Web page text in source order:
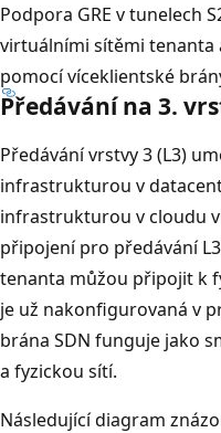
Podpora GRE v tunelech
virtuálními sítěmi
pomocí víceklientské
Předávání na 3.
Předávání vrstvy 3 (L3)
infrastrukturou v
infrastrukturou v cloudu
připojení pro předávání
tenanta můžou připojit k
je už nakonfigurovaná v
brána SDN funguje jako
a fyzickou sítí.
Následující diagram